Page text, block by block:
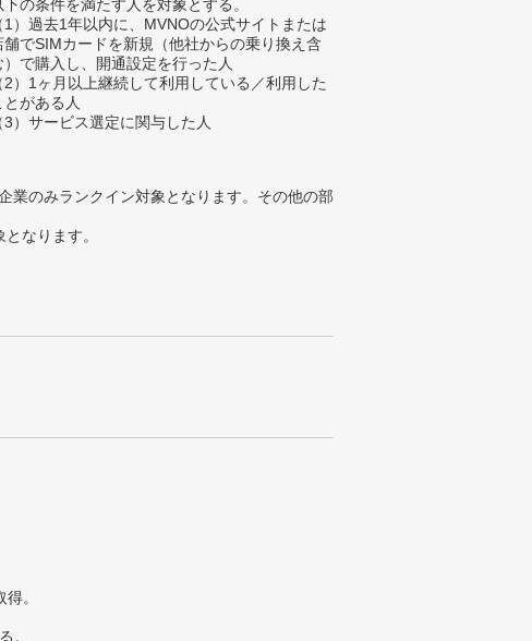
の条件を満たす人を対象とする。
1）過去1年以内に、MVNOの公式サイトまたは
舗でSIMカードを新規（他社からの乗り換え含
）で購入し、開通設定を行った人
2）1ヶ月以上継続して利用している／利用した
とがある人
3）サービス選定に関与した人
業のみランクイン対象となります。その他の部
なります。
。
。